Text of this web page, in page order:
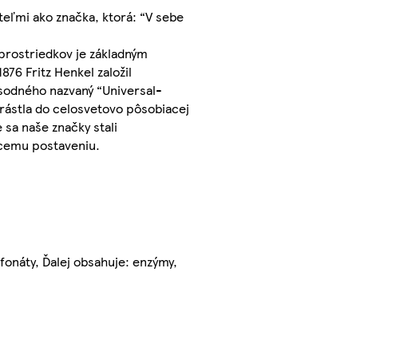
ako značka, ktorá: “V sebe
je základným
Fritz Henkel založil
nazvaný “Universal-
do celosvetovo pôsobiacej
naše značky stali
postaveniu.
Ďalej obsahuje: enzýmy,